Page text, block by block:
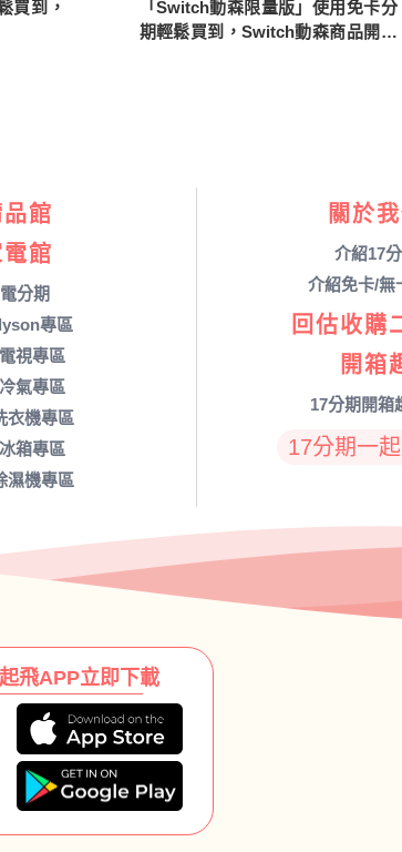
買到，
「Switch動森限量版」使用免卡分
期輕鬆買到，Switch動森商品開箱
館
電館
分期
專區
電視專區
冷氣專區
衣機專區
冰箱專區
濕機專區
關於
介紹17
介紹免卡/無
回估收購
開箱
17分期開箱
17分期一
飛APP立即下載